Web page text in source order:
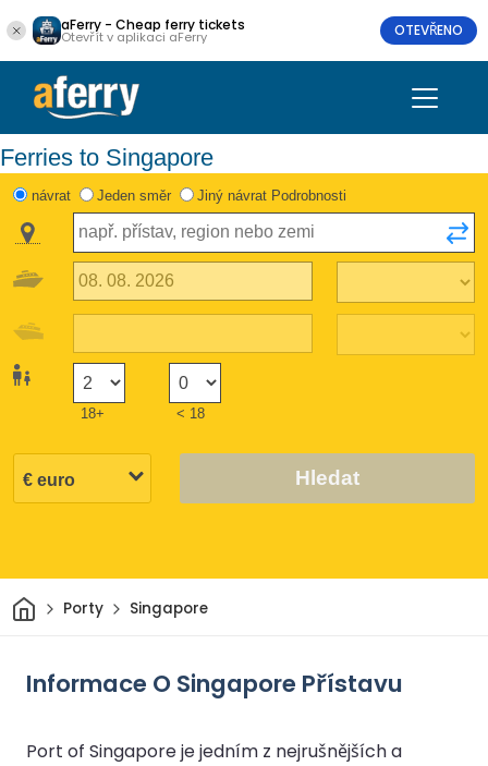
aFerry - Cheap ferry tickets
Otevřít v aplikaci aFerry OTEVŘENO
Ferries to Singapore
návrat Jeden směr Jiný návrat Podrobnosti
18+ < 18
Hledat
Domov
Porty Singapore
Informace O Singapore Přístavu
Port of Singapore je jedním z nejrušnějších a